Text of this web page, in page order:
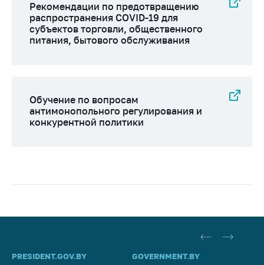
Рекомендации по предотвращению
распространения COVID-19 для
субъектов торговли, общественного
питания, бытового обслуживания
Обучение по вопросам
антимонопольного регулирования и
конкурентной политики
PRESIDENT.GOV.BY GOVERNMENT.BY